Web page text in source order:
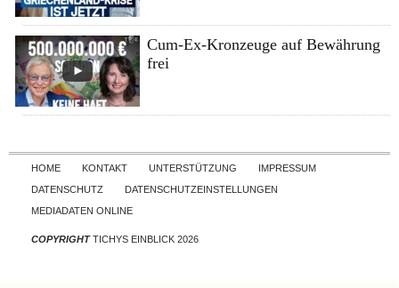
Cum-Ex-Kronzeuge auf Bewährung
frei
Skip to content
HOME KONTAKT UNTERSTÜTZUNG
IMPRESSUM
DATENSCHUTZ
DATENSCHUTZEINSTELLUNGEN
MEDIADATEN ONLINE
COPYRIGHTTICHYS EINBLICK 2026